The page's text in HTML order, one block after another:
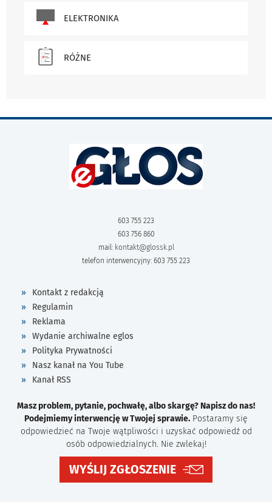
ELEKTRONIKA
RÓŻNE
603 755 223
603 756 860
mail: kontakt@glossk.pl
telefon interwencyjny: 603 755 223
Kontakt z redakcją
Regulamin
Reklama
Wydanie archiwalne eglos
Polityka Prywatności
Nasz kanał na You Tube
Kanał RSS
Masz problem, pytanie, pochwałę, albo skargę? Napisz do nas!
Podejmiemy interwencję w Twojej sprawie. Postaramy się
odpowiedzieć na Twoje wątpliwości i uzyskać odpowiedź od
osób odpowiedzialnych. Nie zwlekaj!
WYŚLIJ ZGŁOSZENIE